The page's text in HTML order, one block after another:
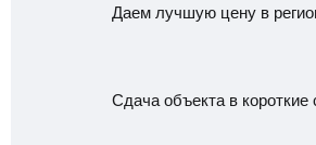
Даем лучшую цену в
Сдача объекта в короткие